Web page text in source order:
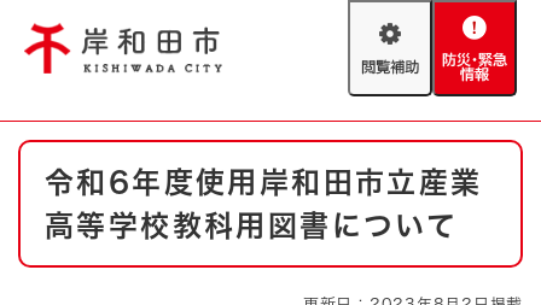
閲
助
防
緊
情
報
やさしい日本語
防災・緊急情報 救急・消防
ハザードマップ AED設置箇所
本
令和6年度使用岸和田市立産業
高等学校教科用図書について